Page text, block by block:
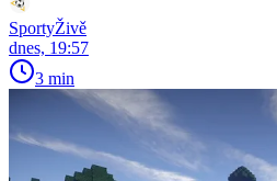
SportyŽivě
dnes, 19:57
3 min